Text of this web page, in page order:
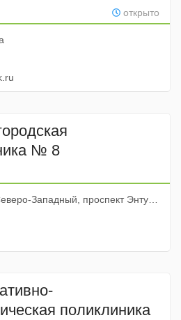
открыто
№ 8
Западный, проспект Энтузиастов, 18
поликлиника